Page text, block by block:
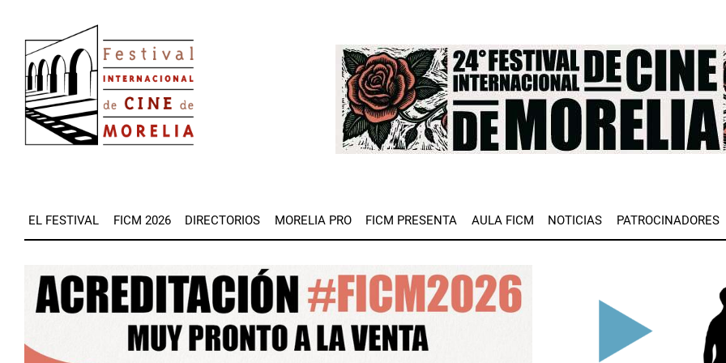
contenido
principal
Image
EL FESTIVAL FICM 2026 DIRECTORIOS MORELIA PRO FICM PRESENTA AULA FICM NOTICIAS PATROCINADORES